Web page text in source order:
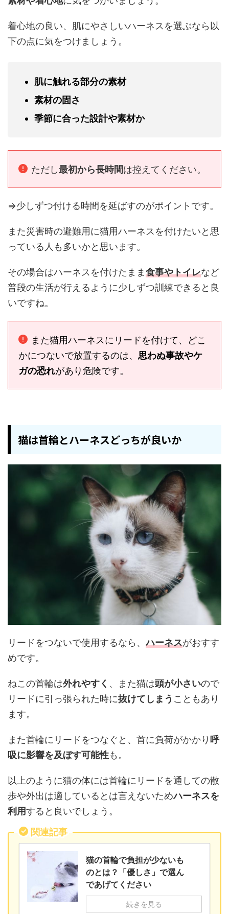
着心地の良い、肌にやさしいハーネスを選ぶなら以
下の点に気をつけましょう。
肌に触れる部分の素材
素材の固さ
季節に合った設計や素材か
ただし最初から長時間は控えてください。
⇒少しずつ付ける時間を延ばすのがポイントです。
また災害時の避難用に猫用ハーネスを付けたいと思
っている人も多いかと思います。
その場合はハーネスを付けたまま食事やトイレなど
普段の生活が行えるように少しずつ訓練できると良
いですね。
また猫用ハーネスにリードを付けて、どこ
かにつないで放置するのは、 思わぬ事故やケ
ガの恐れがあり危険です。
猫は首輪とハーネスどっちが良いか
リードをつないで使用するなら、ハーネスがおすす
めです。
ねこの首輪は外れやすく 、また猫は頭が小さいので
リードに引っ張られた時に抜けてしまう こともあり
ます。
また首輪にリードをつなぐと、首に負荷がかかり呼
吸に影響を及ぼす可能性も。
以上のように猫の体には首輪にリードを通しての散
歩や外出は適しているとは言えないためハーネスを
利用すると良いでしょう。
関連記事
猫の首輪で負担が少ないも
のとは？「優しさ」で選ん
であげてください
続きを見る